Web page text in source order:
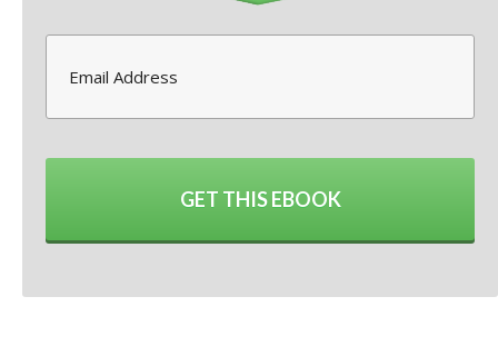
Archiviato in:Presentazioni,social media marketing
Google+ 0
GET THIS EBOOK